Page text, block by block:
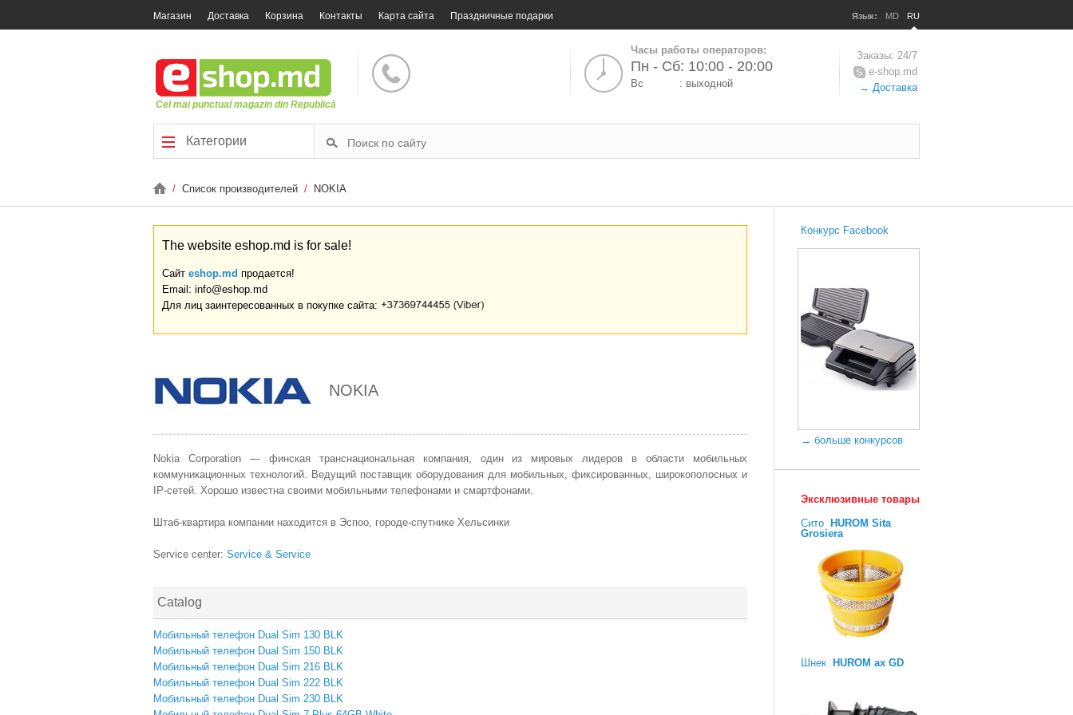
Магазин Доставка Корзина Контакты Карта сайта Праздничные подарки Язык: MD RU
Cel mai punctual magazin din Republică
Часы работы операторов:
Пн - Сб: 10:00 - 20:00
Вс : выходной
Заказы: 24/7
e-shop.md
→ Доставка
Категории
/ Список производителей / NOKIA
The website eshop.md is for sale!
Сайт eshop.md продается!
Email: info@eshop.md
Для лиц заинтересованных в покупке сайта:
NOKIA
Nokia Corporation — финская транснациональная компания, один из мировых лидеров в области мобильных
коммуникационных технологий. Ведущий поставщик оборудования для мобильных, фиксированных, широкополосных и
IP-сетей. Хорошо известна своими мобильными телефонами и смартфонами.
Штаб-квартира компании находится в Эспоо, городе-спутнике Хельсинки
Service center: Service & Service
Catalog
Мобильный телефон Dual Sim 130 BLK
Мобильный телефон Dual Sim 150 BLK
Мобильный телефон Dual Sim 216 BLK
Мобильный телефон Dual Sim 222 BLK
Мобильный телефон Dual Sim 230 BLK
Конкурс Facebook
→ больше конкурсов
Эксклюзивные товары
Сито
HUROM Sita
Grosiera
Шнек HUROM ax GD